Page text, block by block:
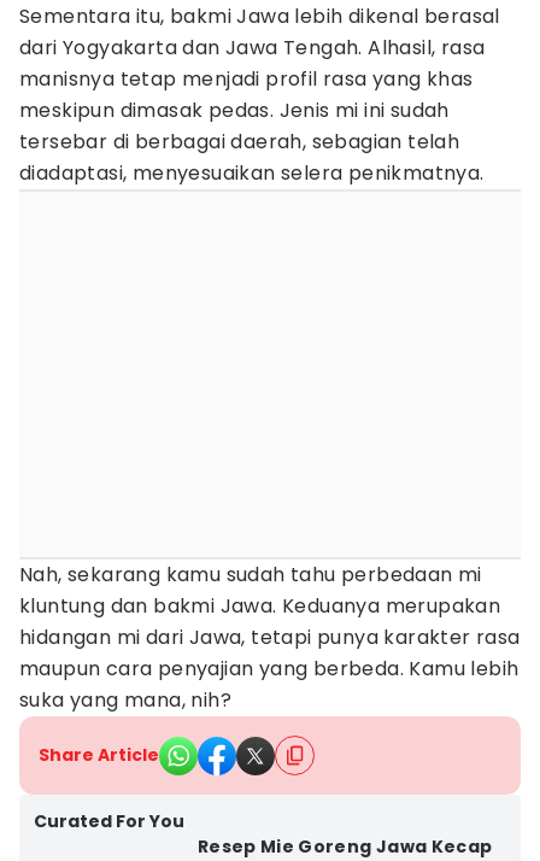
Sementara itu, bakmi Jawa lebih dikenal berasal
dari Yogyakarta dan Jawa Tengah. Alhasil, rasa
manisnya tetap menjadi profil rasa yang khas
meskipun dimasak pedas. Jenis mi ini sudah
tersebar di berbagai daerah, sebagian telah
diadaptasi, menyesuaikan selera penikmatnya.
Nah, sekarang kamu sudah tahu perbedaan mi
kluntung dan bakmi Jawa. Keduanya merupakan
hidangan mi dari Jawa, tetapi punya karakter rasa
maupun cara penyajian yang berbeda. Kamu lebih
suka yang mana, nih?
Share Article
Curated For You
Resep Mie Goreng Jawa Kecap